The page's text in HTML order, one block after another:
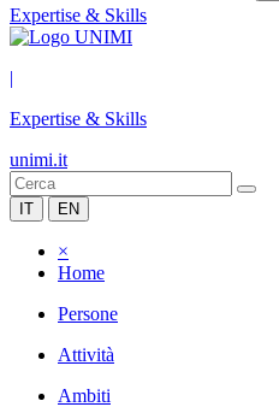
Expertise & Skills
|
Expertise & Skills
unimi.it
IT EN
×
Home
Persone
Attività
Ambiti